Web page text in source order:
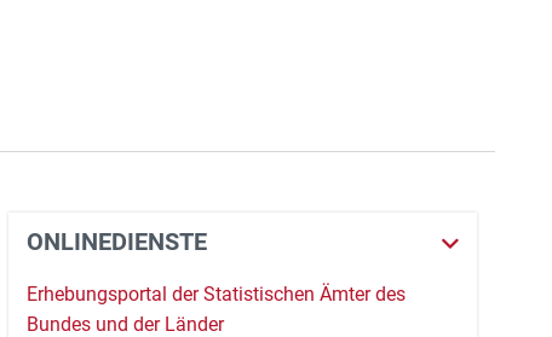
ONLINEDIENSTE
Erhebungsportal der Statistischen Ämter des
Bundes und der Länder